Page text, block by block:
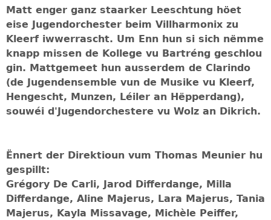
Matt enger ganz staarker Leeschtung höet
eise Jugendorchester beim Villharmonix zu
Kleerf iwwerrascht. Um Enn hun si sich nëmme
knapp missen de Kollege vu Bartréng geschlou
gin. Mattgemeet hun ausserdem de Clarindo
(de Jugendensemble vun de Musike vu Kleerf,
Hengescht, Munzen, Léiler an Hëpperdang),
souwéi d'Jugendorchestere vu Wolz an Dikrich.
Ënnert der Direktioun vum Thomas Meunier hu
gespillt:
Grégory De Carli, Jarod Differdange, Milla
Differdange, Aline Majerus, Lara Majerus, Tania
Majerus, Kayla Missavage, Michèle Peiffer,